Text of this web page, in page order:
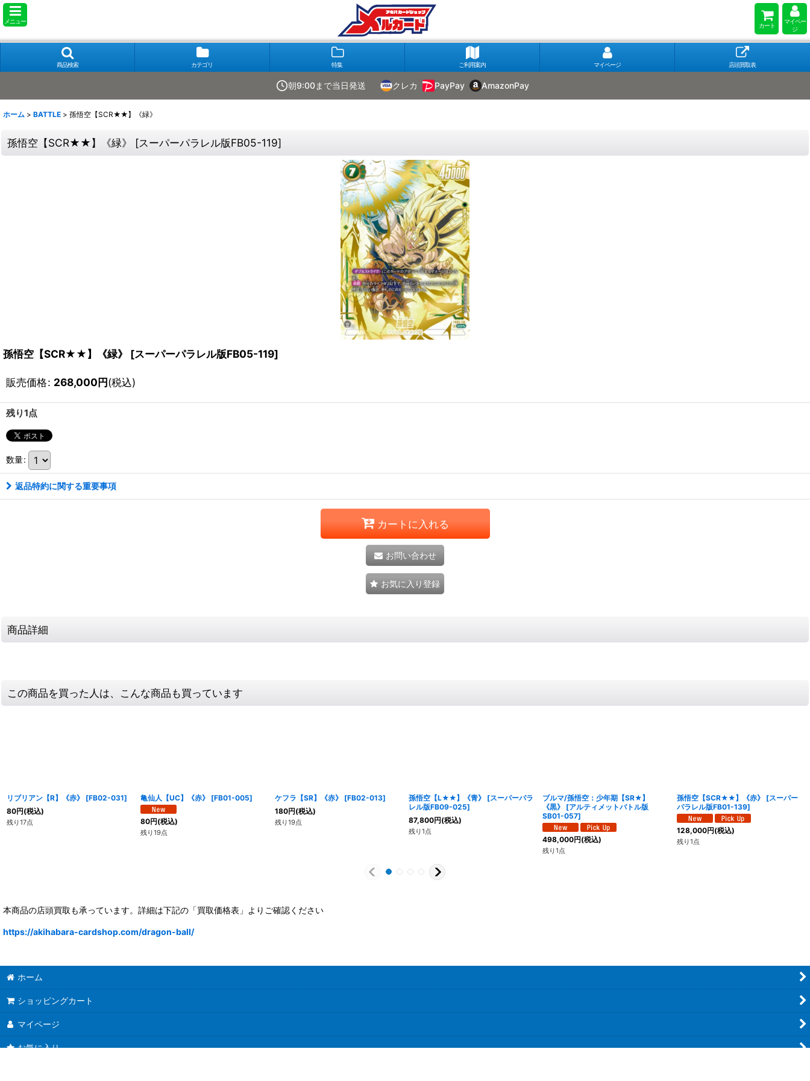
メニュー
カート
マイペー
ジ
商品検索 カテゴリ 特集 ご利用案内 マイページ 店頭買取表
朝9:00まで当日発送 クレカ PayPay AmazonPay
ホーム > BATTLE > 孫悟空【SCR★★】《緑》
孫悟空【SCR★★】《緑》 [スーパーパラレル版FB05-119]
孫悟空【SCR★★】《緑》 [スーパーパラレル版FB05-119]
販売価格: 268,000円(税込)
残り1点
数量:
返品特約に関する重要事項
カートに入れる
お問い合わせ
お気に入り登録
商品詳細
この商品を買った人は、こんな商品も買っています
リブリアン【R】《赤》 [FB02-031]
80円(税込)
残り17点
亀仙人【UC】《赤》 [FB01-005]
80円(税込)
残り19点
ケフラ【SR】《赤》 [FB02-013]
180円(税込)
残り19点
孫悟空【L★★】《青》 [スーパーパラ
レル版FB09-025]
87,800円(税込)
残り1点
ブルマ/孫悟空：少年期【SR★】
《黒》
[アルティメットバトル版
SB01-057]
498,000円(税込)
残り1点
孫悟空【SCR★★】《赤》 [スーパー
パラレル版FB01-139]
128,000円(税込)
残り1点
本商品の店頭買取も承っています。詳細は下記の「買取価格表」よりご確認ください
https://akihabara-cardshop.com/dragon-ball/
ホーム
ショッピングカート
マイページ
お気に入り